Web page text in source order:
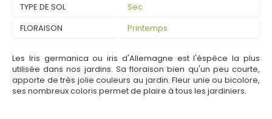
TYPE DE SOL
Sec
FLORAISON
Printemps
Les Iris germanica ou iris d'Allemagne est l'éspèce la plus
utilisée dans nos jardins. Sa floraison bien qu'un peu courte,
apporte de très jolie couleurs au jardin. Fleur unie ou bicolore,
ses nombreux coloris permet de plaire à tous les jardiniers.